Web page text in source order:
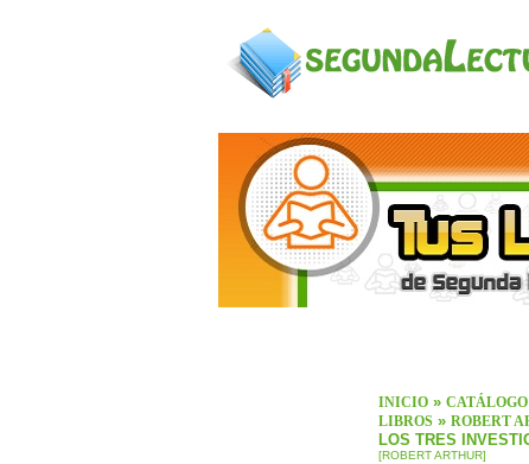
INICIO» CATÁLOGO
LIBROS» ROBERT
LOS TRES
[ROBERT ARTHUR]